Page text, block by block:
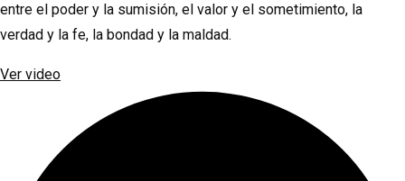
entre el poder y la sumisión, el valor y el sometimiento, la
verdad y la fe, la bondad y la maldad.
Ver video